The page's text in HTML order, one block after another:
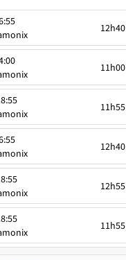
12h40
11h00
11h55
12h40
12h55
11h55